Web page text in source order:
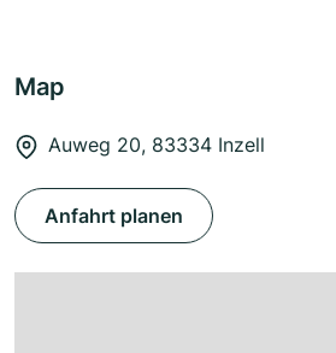
Map
Auweg 20, 83334 Inzell
Anfahrt planen